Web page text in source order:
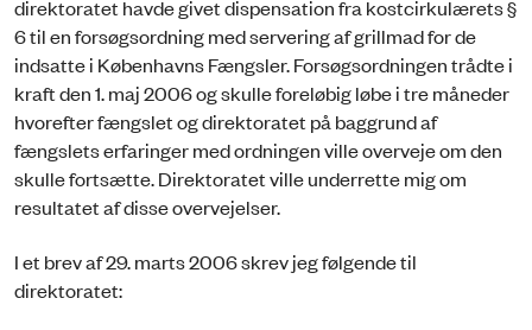
direktoratet havde givet dispensation fra kostcirkulærets §
6 til en forsøgsordning med servering af grillmad for de
indsatte i Københavns Fængsler. Forsøgsordningen trådte i
kraft den 1. maj 2006 og skulle foreløbig løbe i tre måneder
hvorefter fængslet og direktoratet på baggrund af
fængslets erfaringer med ordningen ville overveje om den
skulle fortsætte. Direktoratet ville underrette mig om
resultatet af disse overvejelser.
I et brev af 29. marts 2006 skrev jeg følgende til
direktoratet: